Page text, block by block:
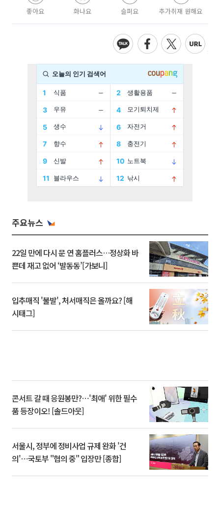
좋아요 화나요 슬퍼요 추가취재 원해요
주요뉴스
22일 만에 다시 문 연 홈플러스…정상화 바
쁜데 재고 없어 ‘발동동’[가보니]
입추매직 '불발', 처서매직은 올까요? [해
시태그]
콘서트 갈 때 응원봉만?⋯'최애' 위한 필수
품 등장이오! [솔드아웃]
서울시, 정부에 정비사업 규제 완화 '건
의'⋯국토부 "협의 중" 입장만 [종합]